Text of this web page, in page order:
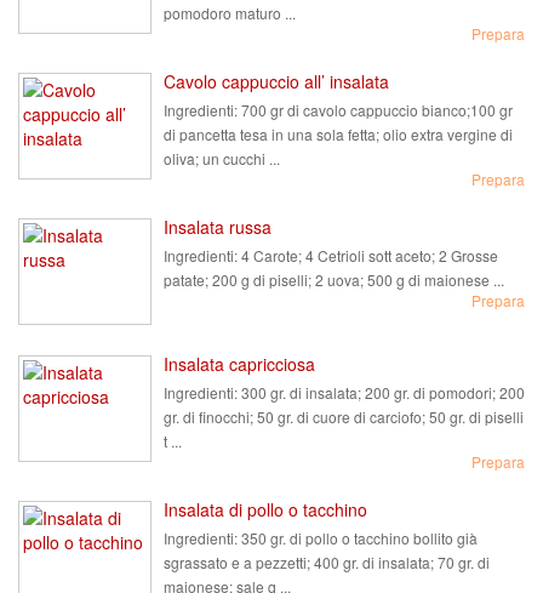
pomodoro maturo ...
Prepara
Cavolo cappuccio all’ insalata
Ingredienti:700 gr di cavolo cappuccio bianco;100 gr
di pancetta tesa in una sola fetta; olio extra vergine di
oliva; un cucchi ...
Prepara
Insalata russa
Ingredienti:4 Carote; 4 Cetrioli sott aceto; 2 Grosse
patate; 200 g di piselli; 2 uova; 500 g di maionese ...
Prepara
Insalata capricciosa
Ingredienti:300 gr. di insalata; 200 gr. di pomodori; 200
gr. di finocchi; 50 gr. di cuore di carciofo; 50 gr. di piselli
t ...
Prepara
Insalata di pollo o tacchino
Ingredienti:350 gr. di pollo o tacchino bollito già
sgrassato e a pezzetti; 400 gr. di insalata; 70 gr. di
maionese; sale q ...